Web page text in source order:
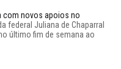
com novos apoios no
federal Juliana de Chaparral
último fim de semana ao